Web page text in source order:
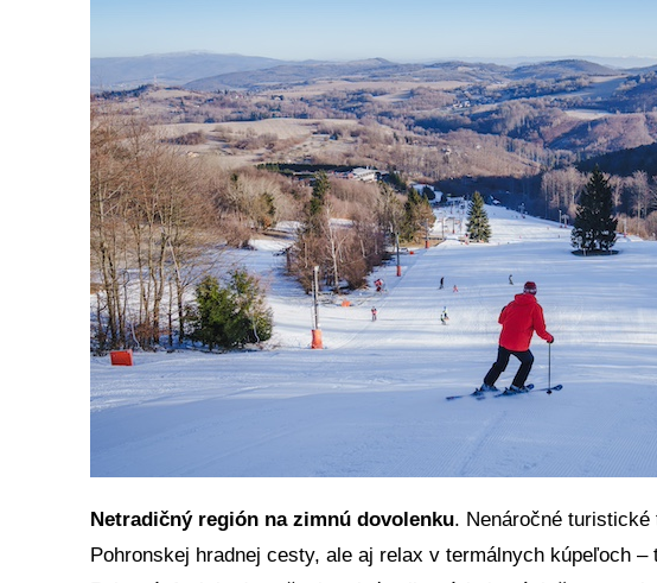
Netradičný región na zimnú dovolenku. Nenáročné
Pohronskej hradnej cesty, ale aj relax v termálnych kúpeľoch